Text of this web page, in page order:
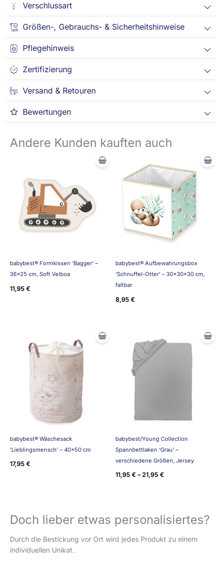
Verschlussart
Größen-, Gebrauchs- & Sicherheitshinweise
Pflegehinweis
Zertifizierung
Versand & Retouren
Bewertungen
Andere Kunden kauften auch
babybest® Formkissen ‘Bagger’ –
36×25 cm, Soft Velboa
11,95 €
babybest® Aufbewahrungsbox
‘Schnuffel-Otter’ – 30x30x30 cm,
faltbar
8,95 €
babybest® Wäschesack
‘Lieblingsmensch’ – 40×50 cm
17,95 €
babybest/Young Collection
Spannbettlaken ‘Grau’ –
verschiedene Größen, Jersey
11,95 € –21,95 €
Doch lieber etwas personalisiertes?
Durch die Bestickung vor Ort wird jedes Produkt zu einem
individuellen Unikat.